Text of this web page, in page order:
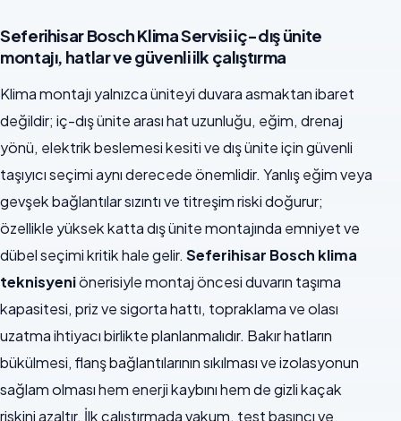
Seferihisar Bosch Klima Servisi iç-dış ünite
montajı, hatlar ve güvenli ilk çalıştırma
Klima montajı yalnızca üniteyi duvara asmaktan ibaret
değildir; iç-dış ünite arası hat uzunluğu, eğim, drenaj
yönü, elektrik beslemesi kesiti ve dış ünite için güvenli
taşıyıcı seçimi aynı derecede önemlidir. Yanlış eğim veya
gevşek bağlantılar sızıntı ve titreşim riski doğurur;
özellikle yüksek katta dış ünite montajında emniyet ve
dübel seçimi kritik hale gelir. Seferihisar Bosch klima
teknisyeniönerisiyle montaj öncesi duvarın taşıma
kapasitesi, priz ve sigorta hattı, topraklama ve olası
uzatma ihtiyacı birlikte planlanmalıdır. Bakır hatların
bükülmesi, flanş bağlantılarının sıkılması ve izolasyonun
sağlam olması hem enerji kaybını hem de gizli kaçak
riskini azaltır. İlk çalıştırmada vakum, test basıncı ve